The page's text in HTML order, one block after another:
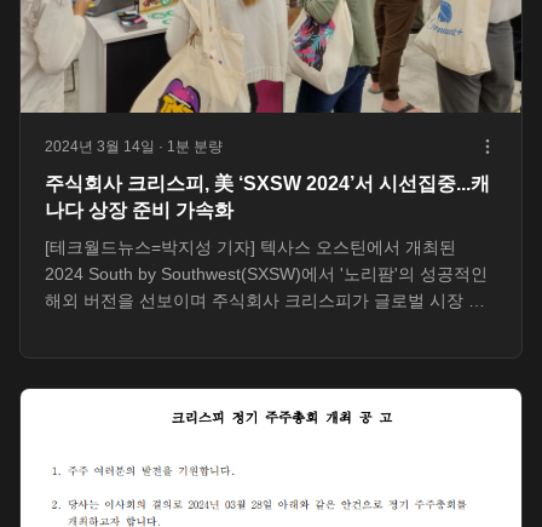
2024년 3월 14일 · 1분 분량
주식회사 크리스피, 美 ‘SXSW 2024’서 시선집중...캐
나다 상장 준비 가속화
[테크월드뉴스=박지성 기자] 텍사스 오스틴에서 개최된
2024 South by Southwest(SXSW)에서 '노리팜'의 성공적인
해외 버전을 선보이며 주식회사 크리스피가 글로벌 시장 진